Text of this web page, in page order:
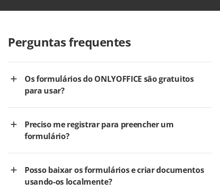
Perguntas frequentes
Os formulários do ONLYOFFICE são gratuitos
para usar?
Preciso me registrar para preencher um
formulário?
Posso baixar os formulários e criar documentos
usando-os localmente?